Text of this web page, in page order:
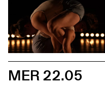
MER 22.05